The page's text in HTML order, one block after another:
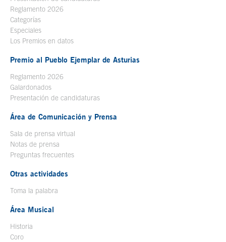
Reglamento 2026
Categorías
Especiales
Los Premios en datos
Premio al Pueblo Ejemplar de Asturias
Reglamento 2026
Galardonados
Presentación de candidaturas
Área de Comunicación y Prensa
Sala de prensa virtual
Notas de prensa
Preguntas frecuentes
Otras actividades
Toma la palabra
Área Musical
Historia
Coro